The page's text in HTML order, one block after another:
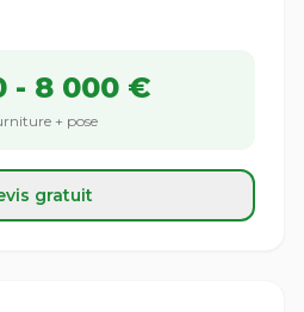
- 8 000 €
+ pose
gratuit